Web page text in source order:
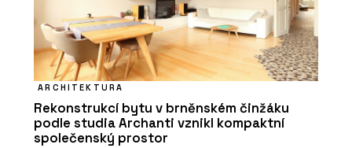
ARCHITEKTURA
Rekonstrukcí bytu v brněnském činžáku
podle studia Archanti vznikl kompaktní
společenský prostor